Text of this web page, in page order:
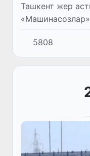
Ташкент жер асты метросының «Өзбекстан»,
«Миллий боғ»
кіреберістеріне
жөндеу
5808